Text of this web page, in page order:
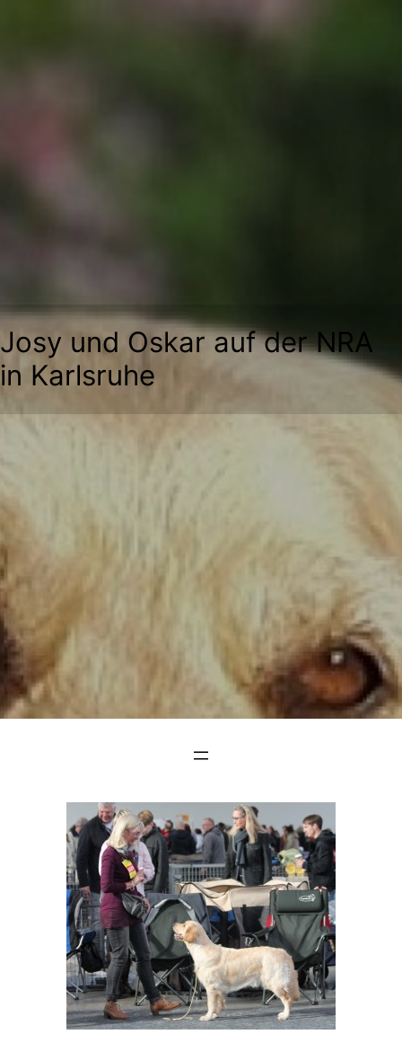
Josy und Oskar auf der NRA
in Karlsruhe